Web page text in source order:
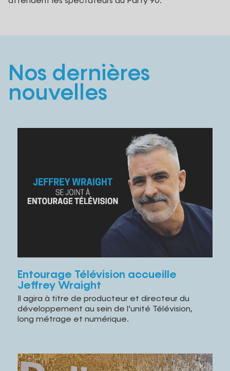
Nos dernières
nouvelles
Entourage Télévision accueille
Jeffrey Wraight
Il agira à titre de producteur et directeur du
développement au sein de l’unité Télévision,
long métrage et numérique.